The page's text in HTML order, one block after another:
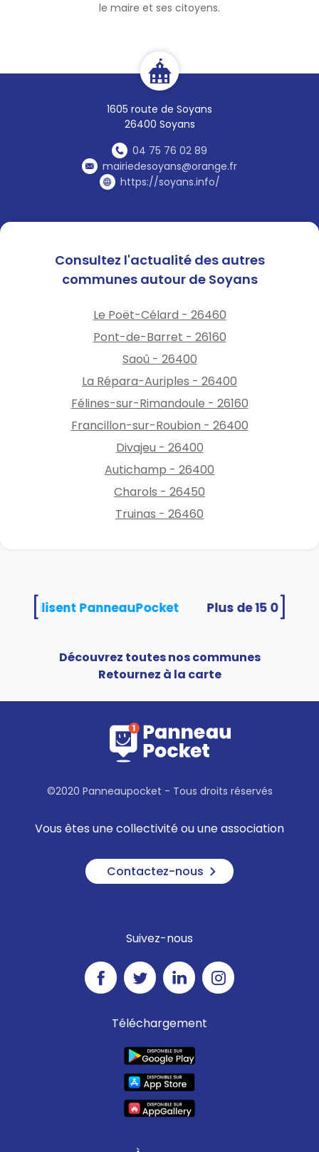
le maire et ses citoyens.
1605 route de Soyans
26400 Soyans
04 75 76 02 89
mairiedesoyans@orange.fr
https://soyans.info/
Consultez l'actualité des autres
communes autour de Soyans
Le Poët-Célard - 26460
Pont-de-Barret - 26160
Saoû - 26400
La Répara-Auriples - 26400
Félines-sur-Rimandoule - 26160
Francillon-sur-Roubion - 26400
Divajeu - 26400
Autichamp - 26400
Charols - 26450
Truinas - 26460
utilisent PanneauPocket
Découvrez toutes nos communes
Retournez à la carte
©2020 Panneaupocket - Tous droits réservés
Vous êtes une collectivité ou une association
Contactez-nous
Suivez-nous
Téléchargement